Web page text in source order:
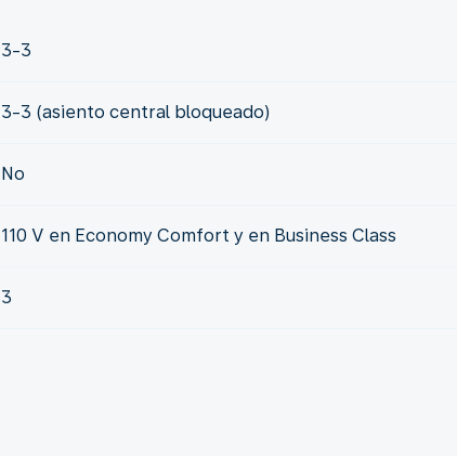
3-3
3-3 (asiento central bloqueado)
No
110 V en Economy Comfort y en Business Class
3